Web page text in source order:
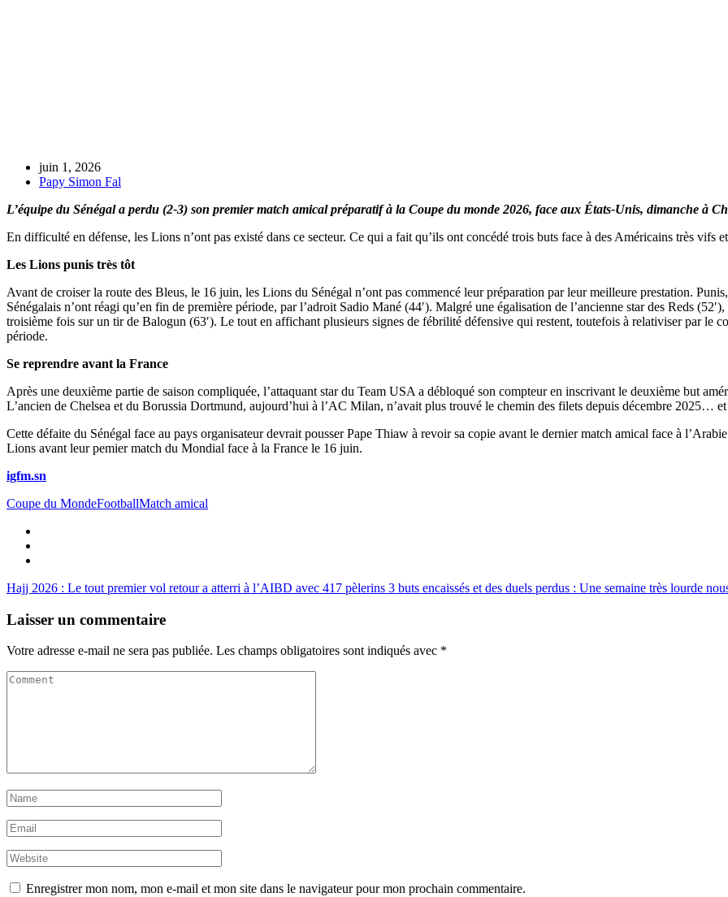
juin 1, 2026
Papy Simon Fal
L’équipe du Sénégal a perdu (2-3) son premier match amical préparatif à la Coupe du monde 2026, face aux États-Unis, dimanche à
En difficulté en défense, les Lions n’ont pas existé dans ce secteur. Ce qui a fait qu’ils ont concédé trois buts face à des Américains très vifs
Les Lions punis très tôt
Avant de croiser la route des Bleus, le 16 juin, les Lions du Sénégal n’ont pas commencé leur préparation par leur meilleure prestation.
Sénégalais n’ont réagi qu’en fin de première période, par l’adroit Sadio Mané (44′). Malgré une égalisation de l’ancienne star des Reds
troisième fois sur un tir de Balogun (63′). Le tout en affichant plusieurs signes de fébrilité défensive qui restent, toutefois à relativiser par le
période.
Se reprendre avant la France
Après une deuxième partie de saison compliquée, l’attaquant star du Team USA a débloqué son compteur en inscrivant le deuxième but
L’ancien de Chelsea et du Borussia Dortmund, aujourd’hui à l’AC Milan, n’avait plus trouvé le chemin des filets depuis décembre 2025…
Cette défaite du Sénégal face au pays organisateur devrait pousser Pape Thiaw à revoir sa copie avant le dernier match amical face à
Lions avant leur pemier match du Mondial face à la France le 16 juin.
igfm.sn
Coupe du MondeFootballMatch amical
Hajj 2026 : Le tout premier vol retour a atterri à l’AIBD avec 417 pèlerins 3 buts encaissés et des duels perdus : Une semaine très lourde
Laisser un commentaire
Votre adresse e-mail ne sera pas publiée. Les champs obligatoires sont indiqués avec *
Enregistrer mon nom, mon e-mail et mon site dans le navigateur pour mon prochain commentaire.